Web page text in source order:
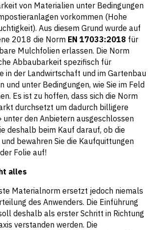
von Materialien unter Bedingungen
vorkommen (Hohe
Aus diesem Grund wurde auf
2018 die Norm EN 17033:2018 für
Mulchfolien erlassen. Die Norm
Abbaubarkeit spezifisch für
in der Landwirtschaft und im Gartenbau
und unter Bedingungen, wie Sie im Feld
Es ist zu hoffen, dass sich die Norm
durchsetzt um dadurch billigere
den Anbietern ausgeschlossen
deshalb beim Kauf darauf, ob die
bewahren Sie die Kaufquittungen
Folie auf!
alles
Materialnorm ersetzt jedoch niemals
des Anwenders. Die Einführung
deshalb als erster Schritt in Richtung
verstanden werden. Die